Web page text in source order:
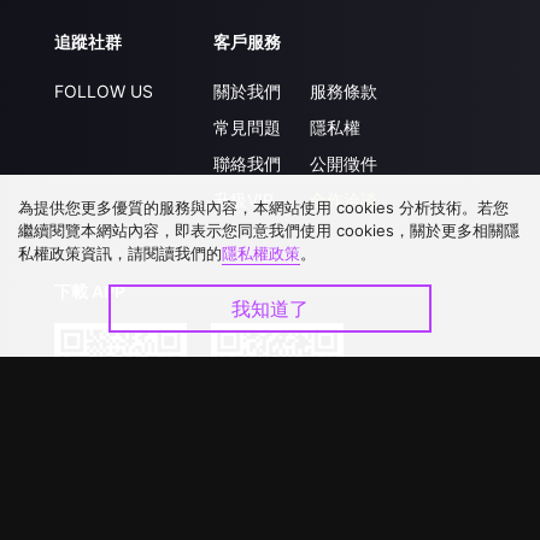
追蹤社群
FOLLOW US
客戶服務
關於我們
常見問題
聯絡我們
升級VIP
服務條款
隱私權
公開徵件
合作洽談
下載 APP
為提供您更多優質的服務與內容，本網站使用 cookies 分析技術。若您
繼續閱覽本網站內容，即表示您同意我們使用 cookies，關於更多相關隱
私權政策資訊，請閱讀我們的隱私權政策。
我知道了